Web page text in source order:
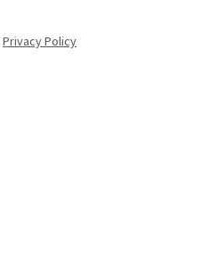
Privacy Policy